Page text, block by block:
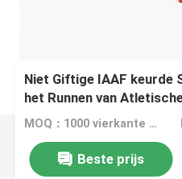
Niet Giftige IAAF keurde
het Runnen van
MOQ：1000 vierkante meter
Beste prijs